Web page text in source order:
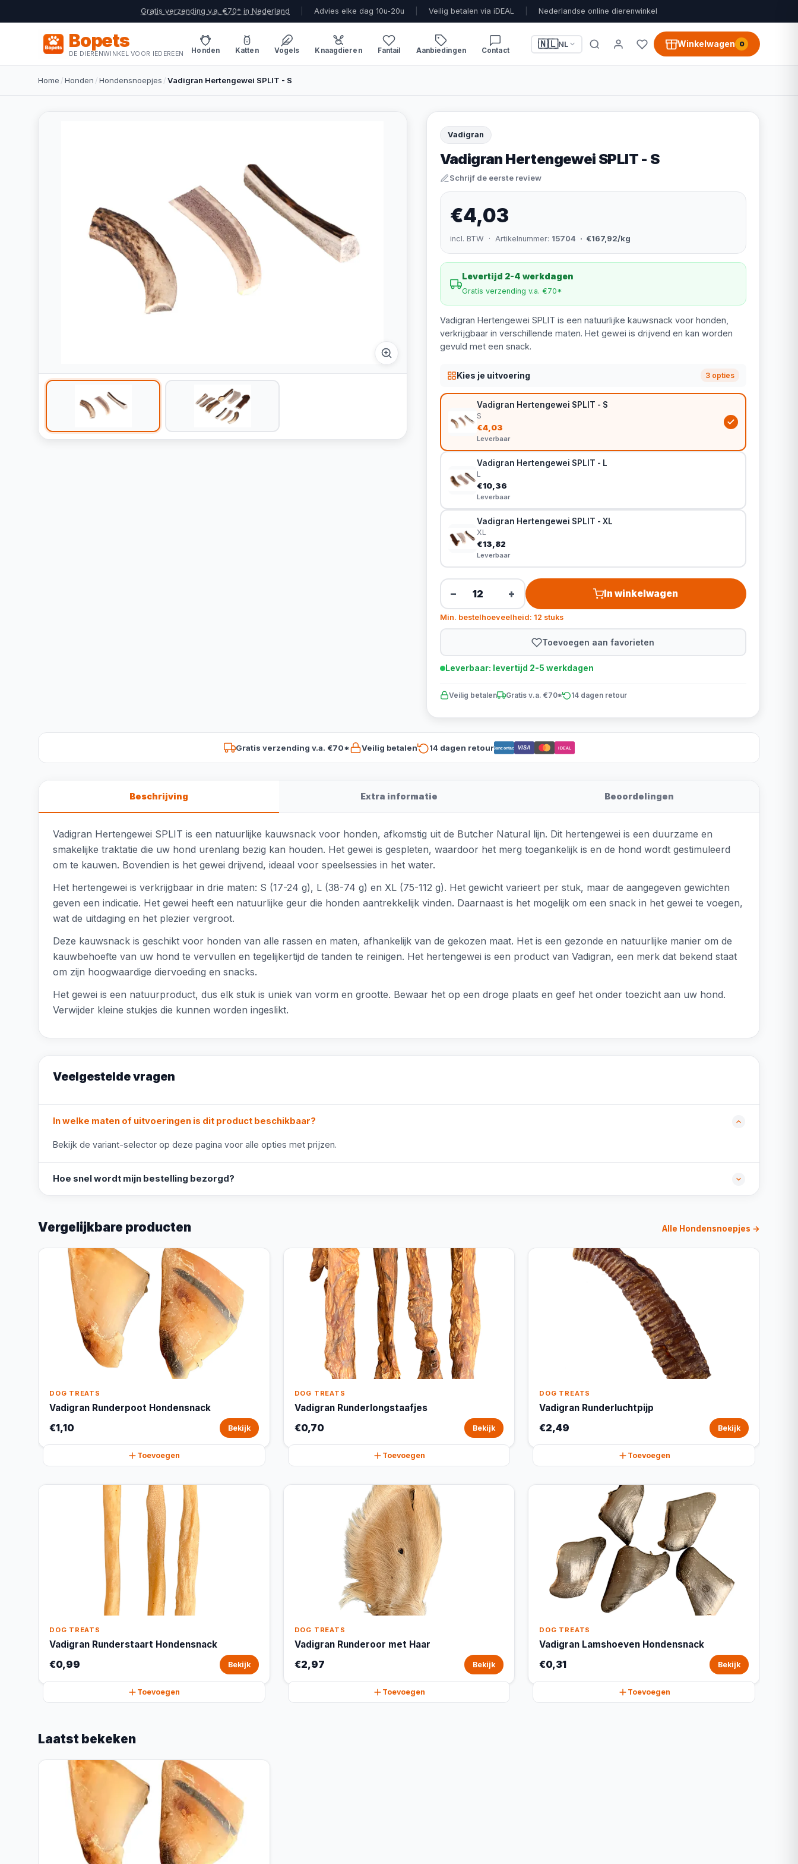
Gratis verzending v.a. €70* in Nederland Advies elke dag 10u-20u Veilig betalen via iDEAL Nederlandse online dierenwinkel
Bopets
DE DIERENWINKEL VOOR IEDEREEN Honden Katten Vogels Knaagdieren Fantail Aanbiedingen Contact
🇳🇱NL Winkelwagen 0
Home /Honden /Hondensnoepjes /Vadigran Hertengewei SPLIT - S
Vadigran
Vadigran Hertengewei SPLIT - S
Schrijf de eerste review
€4,03
incl. BTW · Artikelnummer: 15704 · €167,92/kg
Levertijd 2-4 werkdagen
Gratis verzending v.a. €70*
Vadigran Hertengewei SPLIT is een natuurlijke kauwsnack voor honden,
verkrijgbaar in verschillende maten. Het gewei is drijvend en kan worden
gevuld met een snack.
Kies je uitvoering 3 opties
Vadigran Hertengewei SPLIT - S
S
€4,03
Leverbaar
Vadigran Hertengewei SPLIT - L
L
€10,36
Leverbaar
Vadigran Hertengewei SPLIT - XL
XL
€13,82
Leverbaar
− + In winkelwagen
Min. bestelhoeveelheid: 12 stuks
Toevoegen aan favorieten
Leverbaar: levertijd 2-5 werkdagen
Veilig betalen Gratis v.a. €70* 14 dagen retour
Gratis verzending v.a. €70* Veilig betalen 14 dagen retourBancontact VISA iDEAL
Beschrijving Extra informatie Beoordelingen
Vadigran Hertengewei SPLIT is een natuurlijke kauwsnack voor honden, afkomstig uit de Butcher Natural lijn. Dit hertengewei is een duurzame en
smakelijke traktatie die uw hond urenlang bezig kan houden. Het gewei is gespleten, waardoor het merg toegankelijk is en de hond wordt gestimuleerd
om te kauwen. Bovendien is het gewei drijvend, ideaal voor speelsessies in het water.
Het hertengewei is verkrijgbaar in drie maten: S (17-24 g), L (38-74 g) en XL (75-112 g). Het gewicht varieert per stuk, maar de aangegeven gewichten
geven een indicatie. Het gewei heeft een natuurlijke geur die honden aantrekkelijk vinden. Daarnaast is het mogelijk om een snack in het gewei te voegen,
wat de uitdaging en het plezier vergroot.
Deze kauwsnack is geschikt voor honden van alle rassen en maten, afhankelijk van de gekozen maat. Het is een gezonde en natuurlijke manier om de
kauwbehoefte van uw hond te vervullen en tegelijkertijd de tanden te reinigen. Het hertengewei is een product van Vadigran, een merk dat bekend staat
om zijn hoogwaardige diervoeding en snacks.
Het gewei is een natuurproduct, dus elk stuk is uniek van vorm en grootte. Bewaar het op een droge plaats en geef het onder toezicht aan uw hond.
Verwijder kleine stukjes die kunnen worden ingeslikt.
Veelgestelde vragen
In welke maten of uitvoeringen is dit product beschikbaar?
Bekijk de variant-selector op deze pagina voor alle opties met prijzen.
Hoe snel wordt mijn bestelling bezorgd?
Vergelijkbare producten Alle Hondensnoepjes →
DOG TREATS
Vadigran Runderpoot Hondensnack
€1,10 Bekijk
Toevoegen
DOG TREATS
Vadigran Runderlongstaafjes
€0,70 Bekijk
Toevoegen
DOG TREATS
Vadigran Runderluchtpijp
€2,49 Bekijk
Toevoegen
DOG TREATS
Vadigran Runderstaart Hondensnack
€0,99 Bekijk
Toevoegen
DOG TREATS
Vadigran Runderoor met Haar
€2,97 Bekijk
Toevoegen
DOG TREATS
Vadigran Lamshoeven Hondensnack
€0,31 Bekijk
Toevoegen
Laatst bekeken